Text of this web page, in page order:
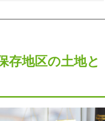
存地区の土地と